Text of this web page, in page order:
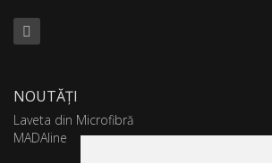
NOUTĂȚI
Laveta din Microfibră
MADAline